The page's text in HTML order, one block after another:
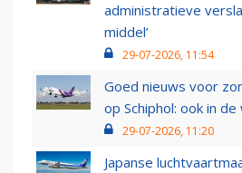
administratieve
middel’
29-07-2026, 11:54
Goed nieuws voor
op Schiphol: ook in
29-07-2026, 11:20
Japanse